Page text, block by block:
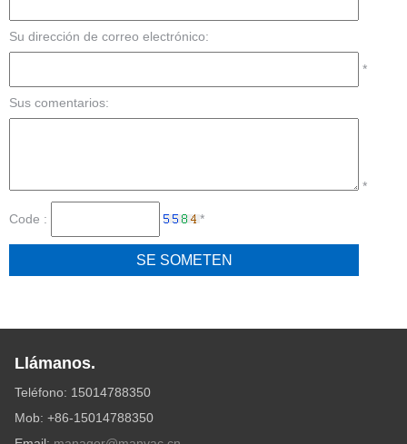
Su dirección de correo electrónico:
*
Sus comentarios:
*
Code : *
Llámanos.
Teléfono: 15014788350
Mob: +86-15014788350